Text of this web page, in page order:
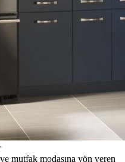
mutfak modasına yön veren